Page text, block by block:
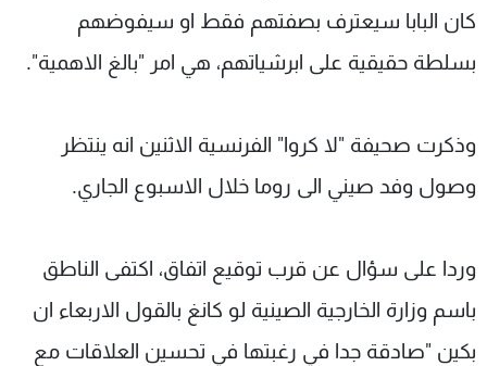
كان البابا سيعترف بصفتهم فقط او سيفوضهم
بسلطة حقيقية على ابرشياتهم، هي امر "بالغ الاهمية".
وذكرت صحيفة "لا كروا" الفرنسية الاثنين انه ينتظر
وصول وفد صيني الى روما خلال الاسبوع الجاري.
وردا على سؤال عن قرب توقيع اتفاق، اكتفى الناطق
باسم وزارة الخارجية الصينية لو كانغ بالقول الاربعاء ان
بكين "صادقة جدا في رغبتها في تحسين العلاقات مع